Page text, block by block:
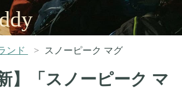
ンド スノーピーク マグ
新】「スノーピーク マ